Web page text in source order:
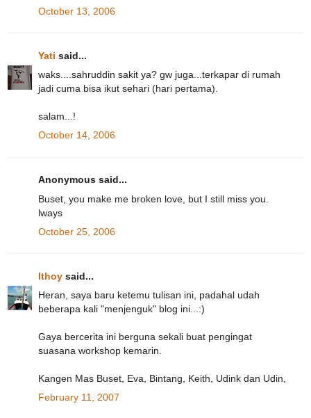
October 13, 2006
Yati said...
waks....sahruddin sakit ya? gw juga...terkapar di rumah
jadi cuma bisa ikut sehari (hari pertama).
salam...!
October 14, 2006
Anonymous said...
Buset, you make me broken love, but I still miss you.
lways
October 25, 2006
Ithoy said...
Heran, saya baru ketemu tulisan ini, padahal udah
beberapa kali "menjenguk" blog ini...:)
Gaya bercerita ini berguna sekali buat pengingat
suasana workshop kemarin.
Kangen Mas Buset, Eva, Bintang, Keith, Udink dan Udin,
February 11, 2007